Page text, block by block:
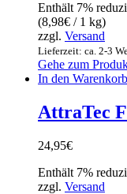
Enthält 7%
(8,98€ / 1 kg)
zzgl. Versand
Lieferzeit: ca. 2-3
Gehe zum
In den Warenkorb
AttraTec
24,95€
Enthält 7%
zzgl. Versand